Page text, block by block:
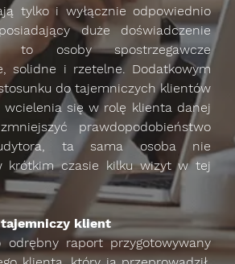
tylko i wyłącznie odpowiednio
duże doświadczenie
to osoby spostrzegawcze
solidne i rzetelne. Dodatkowym
do tajemniczych klientów
się w rolę klienta danej
prawdopodobieństwo
ta sama osoba nie
krótkim czasie kilku wizyt w tej
klient
odrębny raport przygotowywany